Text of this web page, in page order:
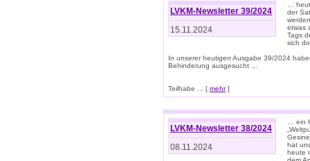
LVKM-Newsletter 39/2024
15.11.2024
…
der
etwas
Tags
sich
In unserer heutigen Ausgabe 39/2024
Behinderung ausgesucht ...
Teilhabe ... [ mehr]
LVKM-Newsletter 38/2024
08.11.2024
… ein
hat
heute